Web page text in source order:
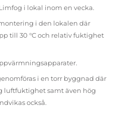
i lokal inom en vecka.
i den lokalen där
till 30 °C och relativ fuktighet
i en torr byggnad där
luftfuktighet samt även hög
också.